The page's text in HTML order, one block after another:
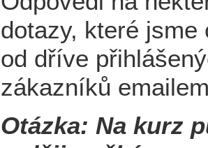
dotazy, které jsme
od dříve
zákazníků
Otázka: Na kurz